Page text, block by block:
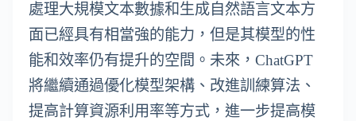
處理大規模文本數據和生成自然語言文本方
面已經具有相當強的能力，但是其模型的性
能和效率仍有提升的空間。未來，ChatGPT
將繼續通過優化模型架構、改進訓練算法、
提高計算資源利用率等方式，進一步提高模